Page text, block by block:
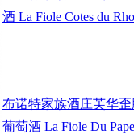
酒 La Fiole Cotes du
布诺特家族酒庄芙华
葡萄酒 La Fiole Du